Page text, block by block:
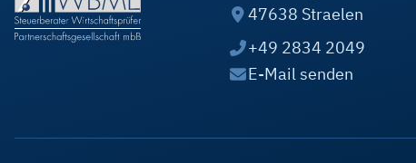
47638 Straelen
+49 2834 2049
E-Mail senden